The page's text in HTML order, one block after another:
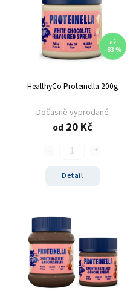
Abecedně
až
–83 %
HealthyCo Proteinella 200g
Dočasně vyprodané
od 20 Kč
Detail